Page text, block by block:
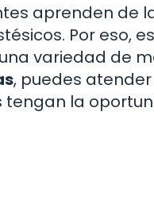
aprenden de
Por eso,
variedad de
, puedes
la